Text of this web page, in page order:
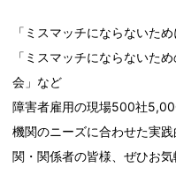
「ミスマッチにならないた
「ミスマッチにならないた
会」など
障害者雇用の現場500社
機関のニーズに合わせた実
関・関係者の皆様、ぜひお気